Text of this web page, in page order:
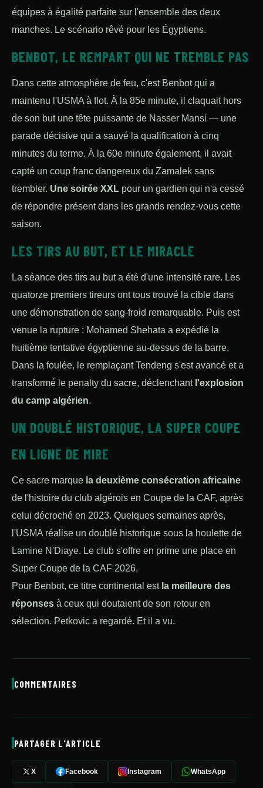
équipes à égalité parfaite sur l'ensemble des deux
manches. Le scénario rêvé pour les Égyptiens.
BENBOT, LE REMPART QUI NE TREMBLE PAS
Dans cette atmosphère de feu, c'est Benbot qui a
maintenu l'USMA à flot. À la 85e minute, il claquait hors
de son but une tête puissante de Nasser Mansi — une
parade décisive qui a sauvé la qualification à cinq
minutes du terme. À la 60e minute également, il avait
capté un coup franc dangereux du Zamalek sans
trembler. Une soirée XXL pour un gardien qui n'a cessé
de répondre présent dans les grands rendez-vous cette
saison.
LES TIRS AU BUT, ET LE MIRACLE
La séance des tirs au but a été d'une intensité rare. Les
quatorze premiers tireurs ont tous trouvé la cible dans
une démonstration de sang-froid remarquable. Puis est
venue la rupture : Mohamed Shehata a expédié la
huitième tentative égyptienne au-dessus de la barre.
Dans la foulée, le remplaçant Tendeng s'est avancé et a
transformé le penalty du sacre, déclenchantl'explosion
du camp algérien.
UN DOUBLÉ HISTORIQUE, LA SUPER COUPE
EN LIGNE DE MIRE
Ce sacre marque la deuxième consécration africaine
de l'histoire du club algérois en Coupe de la CAF, après
celui décroché en 2023. Quelques semaines après,
l'USMA réalise un doublé historique sous la houlette de
Lamine N'Diaye. Le club s'offre en prime une place en
Super Coupe de la CAF 2026.
Pour Benbot, ce titre continental est la meilleure des
réponses à ceux qui doutaient de son retour en
sélection. Petkovic a regardé. Et il a vu.
COMMENTAIRES
PARTAGER L'ARTICLE
X Facebook Instagram WhatsApp